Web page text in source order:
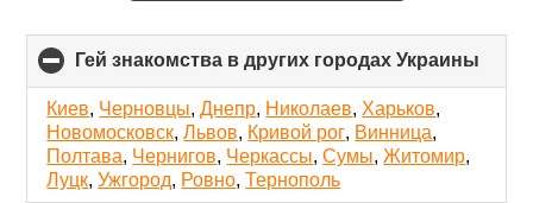
Гей знакомства в других городах Украины
to
Киев, Черновцы,Днепр, Николаев, Харьков,
Новомосковск,Львов, Кривой рог, Винница,
Полтава, Чернигов, Черкассы,Сумы,Житомир,
Луцк,Ужгород, Ровно,Тернополь